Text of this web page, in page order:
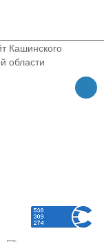
Кашинского
области